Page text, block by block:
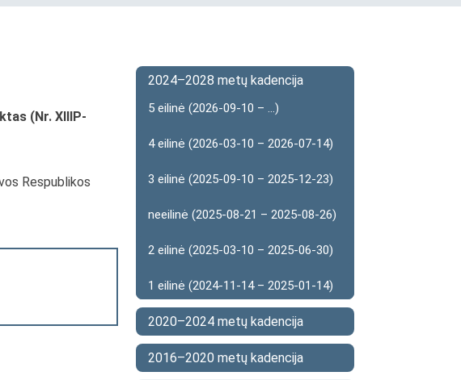
(Nr. XIIIP-
Respublikos
2024–2028 metų kadencija
5 eilinė (2026-09-10 – ...)
4 eilinė (2026-03-10 – 2026-07-14)
3 eilinė (2025-09-10 – 2025-12-23)
neeilinė (2025-08-21 – 2025-08-26)
2 eilinė (2025-03-10 – 2025-06-30)
1 eilinė (2024-11-14 – 2025-01-14)
2020–2024 metų kadencija
2016–2020 metų kadencija